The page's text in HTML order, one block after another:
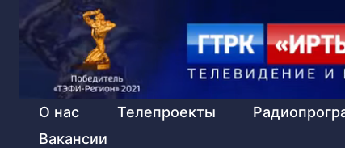
О нас Телепроекты
Вакансии